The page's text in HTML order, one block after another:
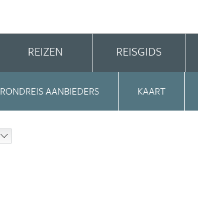
REIZEN REISGIDS
RONDREIS AANBIEDERS KAART